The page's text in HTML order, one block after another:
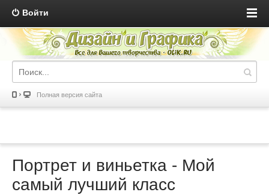
Войти
Полная версия сайта
Портрет и виньетка - Мой
самый лучший класс